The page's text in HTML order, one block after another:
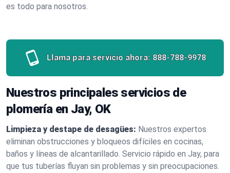
es todo para nosotros.
Llama para servicio ahora: 888-788-9978
Nuestros principales servicios de
plomería en Jay, OK
Limpieza y destape de desagües: Nuestros expertos
eliminan obstrucciones y bloqueos difíciles en cocinas,
baños y líneas de alcantarillado. Servicio rápido en Jay, para
que tus tuberías fluyan sin problemas y sin preocupaciones.